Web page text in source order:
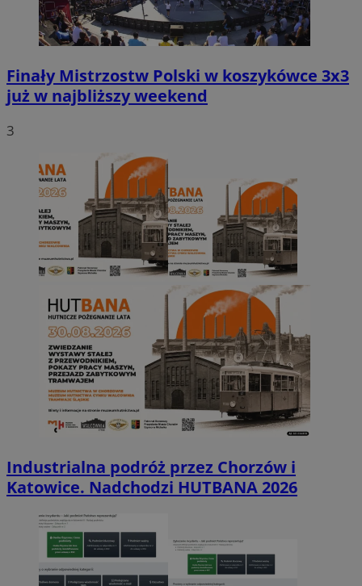
Finały Mistrzostw Polski w koszykówce 3x3
już w najbliższy weekend
3
Industrialna podróż przez Chorzów i
Katowice. Nadchodzi HUTBANA 2026